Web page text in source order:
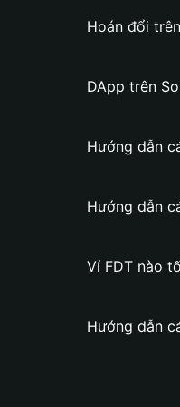
Hoán đổi
DApp trên
Hướng dẫn
Hướng dẫn
Ví FDT nào
Hướng dẫn